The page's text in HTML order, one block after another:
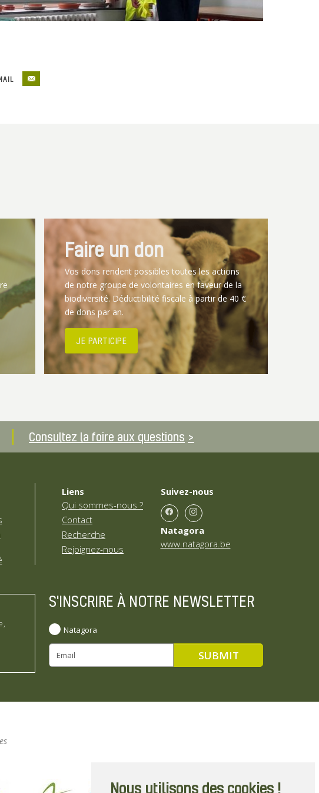
Nous utilisons des cookies !
Faire un don
Vos dons rendent possibles toutes les actions
de notre groupe de volontaires en faveur de la
biodiversité. Déductibilité fiscale à partir de 40 €
de dons par an.
JE PARTICIPE
Consultez la foire aux questions
Liens
Qui sommes-nous ?
Contact
Recherche
Rejoignez-nous
Suivez-nous
Natagora
www.natagora.be
S'INSCRIRE À NOTRE NEWSLETTER
Natagora